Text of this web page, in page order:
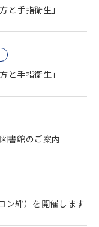
と手指衛生」
と手指衛生」
書館のご案内
ン絆）を開催します